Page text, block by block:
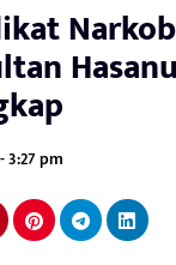
3:27 pm